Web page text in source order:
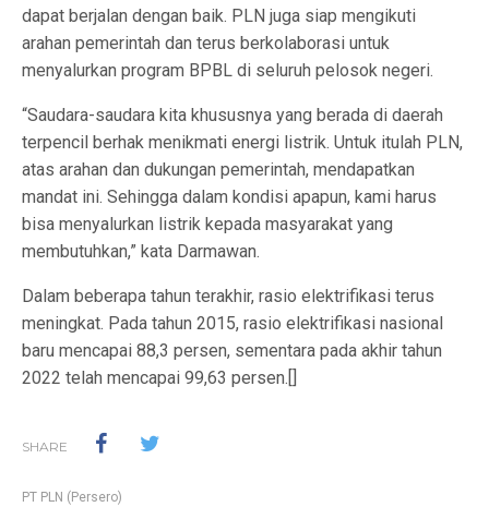
dapat berjalan dengan baik. PLN juga siap mengikuti
arahan pemerintah dan terus berkolaborasi untuk
menyalurkan program BPBL di seluruh pelosok negeri.
“Saudara-saudara kita khususnya yang berada di daerah
terpencil berhak menikmati energi listrik. Untuk itulah PLN,
atas arahan dan dukungan pemerintah, mendapatkan
mandat ini. Sehingga dalam kondisi apapun, kami harus
bisa menyalurkan listrik kepada masyarakat yang
membutuhkan,” kata Darmawan.
Dalam beberapa tahun terakhir, rasio elektrifikasi terus
meningkat. Pada tahun 2015, rasio elektrifikasi nasional
baru mencapai 88,3 persen, sementara pada akhir tahun
2022 telah mencapai 99,63 persen.[]
SHARE
PT PLN (Persero)